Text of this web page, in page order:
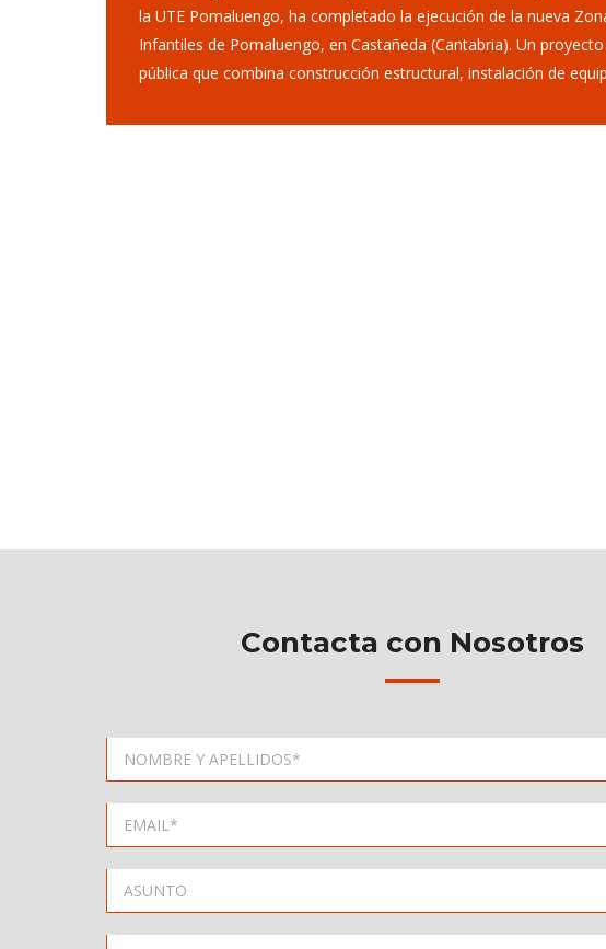
la UTE Pomaluengo, ha completado la ejecución de la nueva
Infantiles de Pomaluengo, en Castañeda (Cantabria). Un
pública que combina construcción estructural, instalación de
Contacta con Nosotros